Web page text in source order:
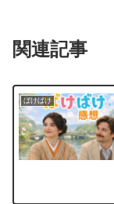
関連記事
ばけばけ